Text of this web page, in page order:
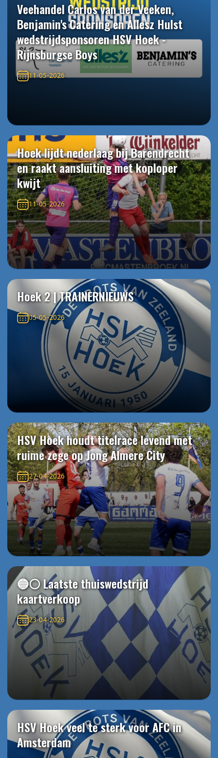
Veehandel Carlos van der Veeken,
Benjamin's Catering en Allesz Hulst
wedstrijdsponsoren HSV Hoek -
Rijnsburgse Boys
11-05-2026
Hoek lijdt nederlaag bij Barendrecht
en raakt aansluiting met koploper
kwijt
11-05-2026
Hoek 2 | TRAINERNIEUWS
05-05-2026
HSV Hoek houdt titelrace levend met
ruime zege op Jong Almere City
27-04-2026
🔵⚪️ Laatste thuiswedstrijd
kaartverkoop
23-04-2026
HSV Hoek veel te sterk voor AFC in
Amsterdam